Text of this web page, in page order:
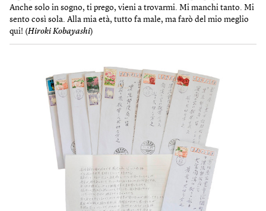
Anche solo in sogno, ti prego, vieni a trovarmi. Mi manchi tanto. Mi
sento così sola. Alla mia età, tutto fa male, ma farò del mio meglio
qui! (Hiroki Kobayashi)